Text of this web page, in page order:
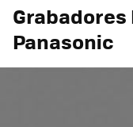
Grabadores
Panasonic